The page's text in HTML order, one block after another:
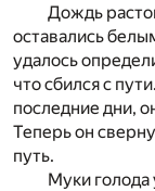
Дождь
оставались
удалось
что сбился с
последние дни,
Теперь он
путь.
Муки голода